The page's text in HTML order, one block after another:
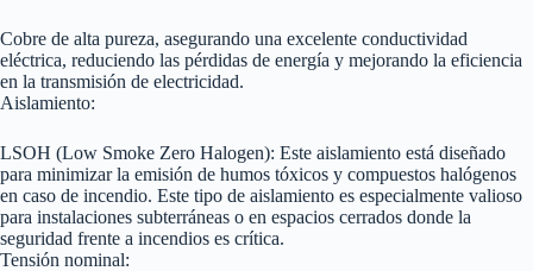
Cobre de alta pureza, asegurando una excelente conductividad
eléctrica, reduciendo las pérdidas de energía y mejorando la eficiencia
en la transmisión de electricidad.
Aislamiento:
LSOH (Low Smoke Zero Halogen): Este aislamiento está diseñado
para minimizar la emisión de humos tóxicos y compuestos halógenos
en caso de incendio. Este tipo de aislamiento es especialmente valioso
para instalaciones subterráneas o en espacios cerrados donde la
seguridad frente a incendios es crítica.
Tensión nominal: